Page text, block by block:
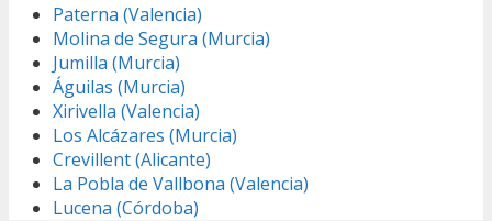
Paterna (Valencia)
Molina de Segura (Murcia)
Jumilla (Murcia)
Águilas (Murcia)
Xirivella (Valencia)
Los Alcázares (Murcia)
Crevillent (Alicante)
La Pobla de Vallbona (Valencia)
Lucena (Córdoba)